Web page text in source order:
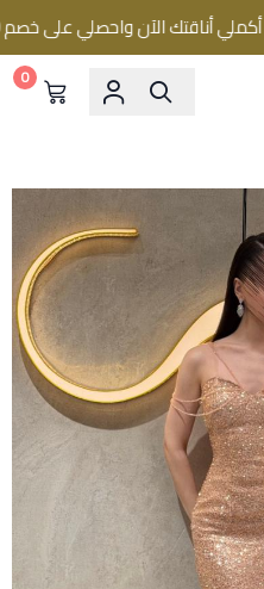
أكملي أناقتك الآن واحصلي على خصم 10% باستخدام كود: A22
0